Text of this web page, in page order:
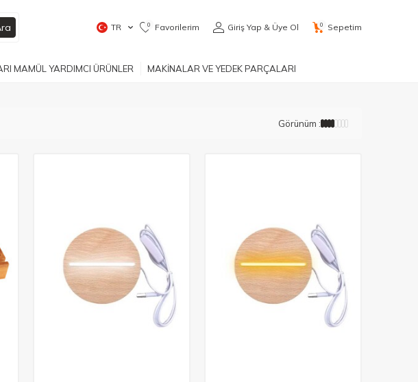
TR 0 Favorilerim Giriş Yap & Üye Ol 0 Sepetim
MAMÜL YARDIMCI ÜRÜNLER MAKİNALAR VE YEDEK PARÇALARI
Görünüm :